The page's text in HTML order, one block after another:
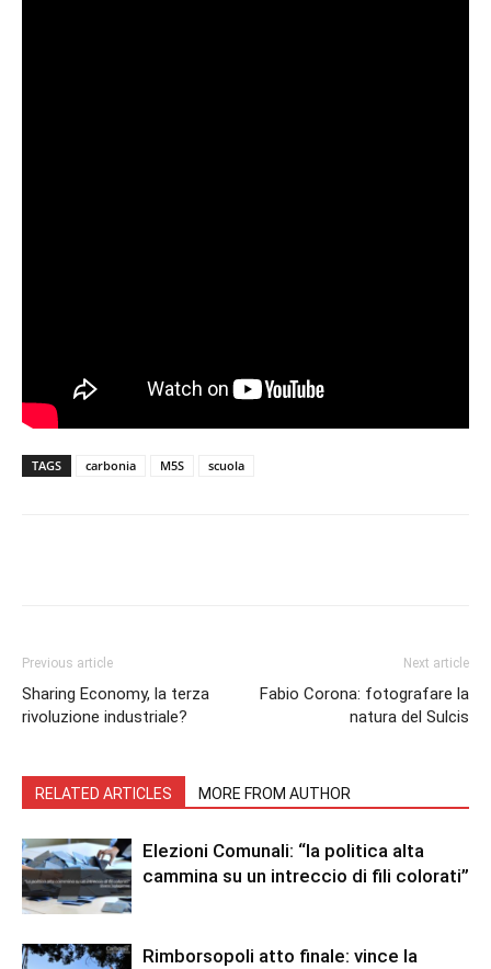
TAGS carbonia M5S scuola
Previous article
Sharing Economy, la terza
rivoluzione industriale?
Next article
Fabio Corona: fotografare la
natura del Sulcis
RELATED ARTICLES MORE FROM AUTHOR
Elezioni Comunali: “la politica alta
cammina su un intreccio di fili colorati”
Rimborsopoli atto finale: vince la